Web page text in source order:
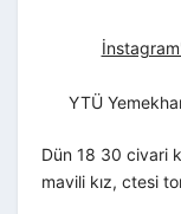
YTÜ
Dün 18 30 civari
mavili kız, ctesi